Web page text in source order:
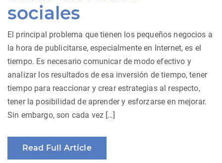
sociales
El principal problema que tienen los pequeños negocios a
la hora de publicitarse, especialmente en Internet, es el
tiempo. Es necesario comunicar de modo efectivo y
analizar los resultados de esa inversión de tiempo, tener
tiempo para reaccionar y crear estrategias al respecto,
tener la posibilidad de aprender y esforzarse en mejorar.
Sin embargo, son cada vez […]
Read Full Article